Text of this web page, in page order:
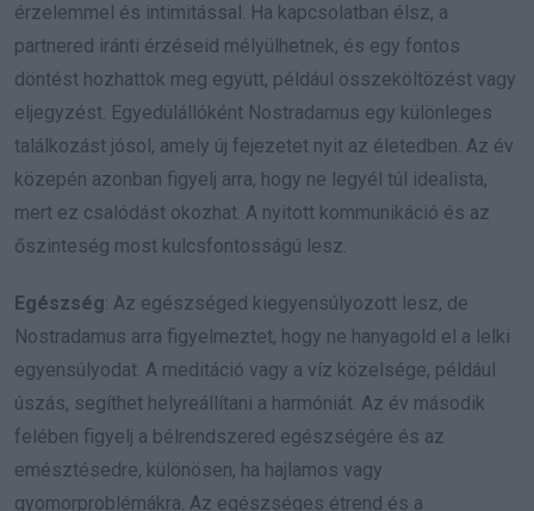
érzelemmel és intimitással. Ha kapcsolatban élsz, a
partnered iránti érzéseid mélyülhetnek, és egy fontos
döntést hozhattok meg együtt, például összeköltözést vagy
eljegyzést. Egyedülállóként Nostradamus egy különleges
találkozást jósol, amely új fejezetet nyit az életedben. Az év
közepén azonban figyelj arra, hogy ne legyél túl idealista,
mert ez csalódást okozhat. A nyitott kommunikáció és az
őszinteség most kulcsfontosságú lesz.
Egészség: Az egészséged kiegyensúlyozott lesz, de
Nostradamus arra figyelmeztet, hogy ne hanyagold el a lelki
egyensúlyodat. A meditáció vagy a víz közelsége, például
úszás, segíthet helyreállítani a harmóniát. Az év második
felében figyelj a bélrendszered egészségére és az
emésztésedre, különösen, ha hajlamos vagy
gyomorproblémákra. Az egészséges étrend és a